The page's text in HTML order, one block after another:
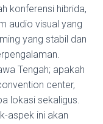
konferensi hibrida,
audio visual yang
yang stabil dan
Tengah; apakah
center,
lokasi sekaligus.
aspek ini akan